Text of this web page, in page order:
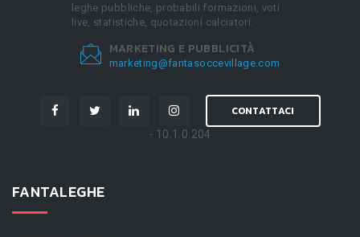
leghe pubbliche, probabili formazioni, voti
live, statistiche, quotazioni calciatori.
MARKETING E PUBBLICITÀ
marketing@fantasoccevillage.com
CONTATTACI
- 10.1.0.204
FANTALEGHE